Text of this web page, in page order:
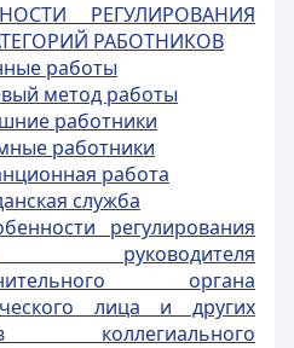
РЕГУЛИРОВАНИЯ
РАБОТНИКОВ
работы
метод работы
работники
работники
работа
служба
регулирования
руководителя
органа
лица и других
коллегиального